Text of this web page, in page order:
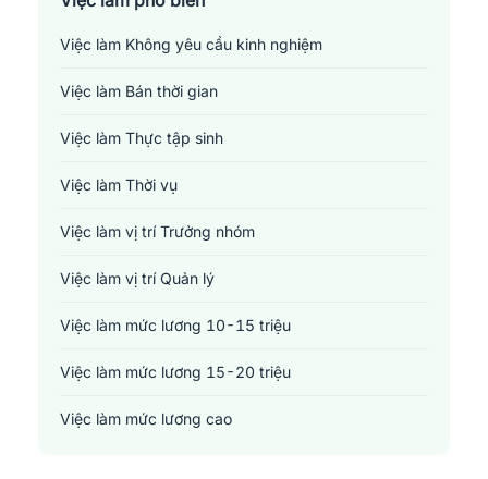
Xây dựng
Y tế - Chăm sóc sức khỏe
Việc làm Không yêu cầu kinh nghiệm
Việc làm Bán thời gian
Việc làm Thực tập sinh
Việc làm Thời vụ
Việc làm vị trí Trưởng nhóm
Việc làm vị trí Quản lý
Việc làm mức lương 10-15 triệu
Việc làm mức lương 15-20 triệu
Việc làm mức lương cao